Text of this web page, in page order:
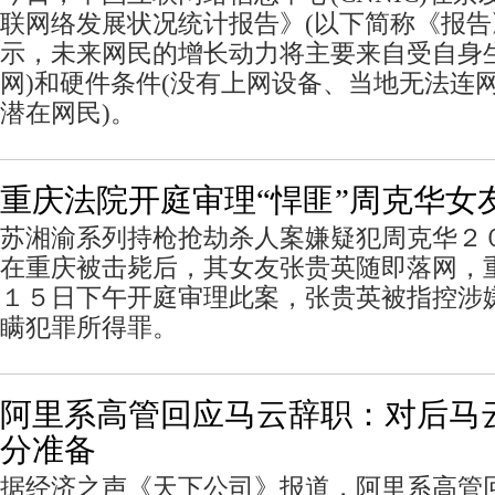
联网络发展状况统计报告》(以下简称《报
示，未来网民的增长动力将主要来自受自身
网)和硬件条件(没有上网设备、当地无法连
潜在网民)。
重庆法院开庭审理“悍匪”周克华女
苏湘渝系列持枪抢劫杀人案嫌疑犯周克华２
在重庆被击毙后，其女友张贵英随即落网，
１５日下午开庭审理此案，张贵英被指控
瞒犯罪所得罪。
阿里系高管回应马云辞职：对后马
分准备
据经济之声《天下公司》报道，阿里系高管